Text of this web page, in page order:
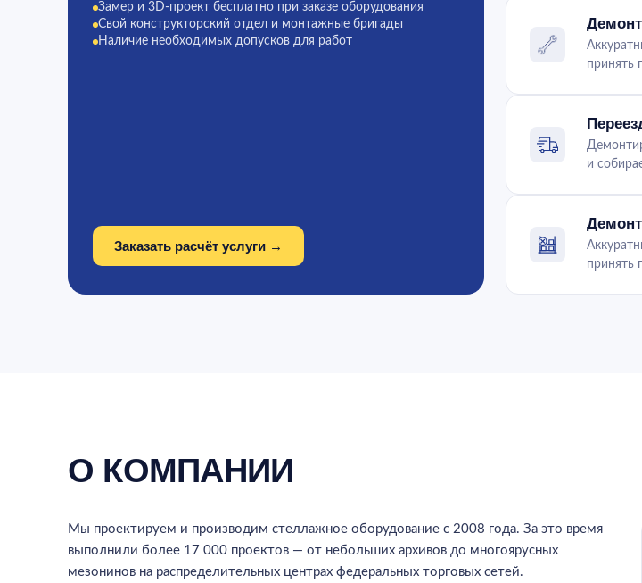
Замер и 3D-проект бесплатно при заказе оборудования
Свой конструкторский отдел и монтажные бригады
Наличие необходимых допусков для работ
Заказать расчёт услуги →
принять
и
принять
О КОМПАНИИ
Мы проектируем и производим стеллажное оборудование с 2008 года. За это время
выполнили более 17 000 проектов — от небольших архивов до многоярусных
мезонинов на распределительных центрах федеральных торговых сетей.